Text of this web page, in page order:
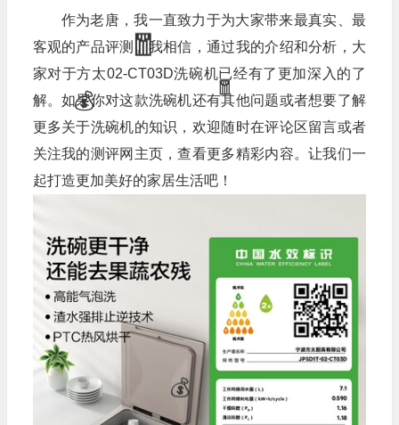
作为老唐，我一直致力于为大家带来最真实、最
客观的产品评测。我相信，通过我的介绍和分析，大
家对于方太02-CT03D洗碗机已经有了更加深入的了
解。如果你对这款洗碗机还有其他问题或者想要了解
更多关于洗碗机的知识，欢迎随时在评论区留言或者
关注我的测评网主页，查看更多精彩内容。让我们一
起打造更加美好的家居生活吧！
🎁
🎁